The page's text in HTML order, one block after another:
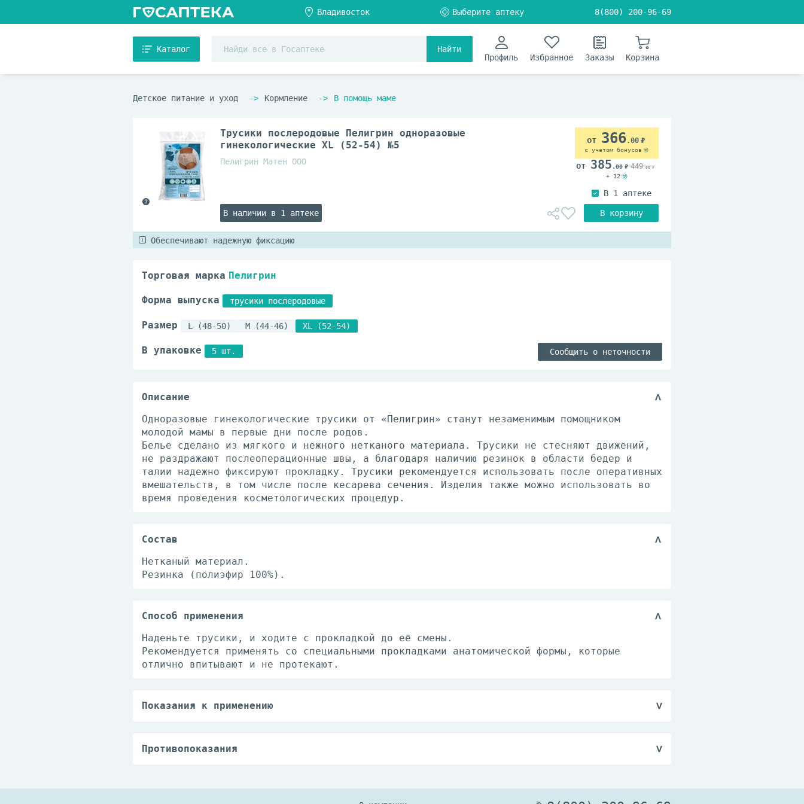
8(800) 200-96-69
Каталог
Найти
Профиль
Избранное Заказы Корзина
Детское питание и уход Кормление В помощь маме
Трусики послеродовые Пелигрин одноразовые
гинекологические XL (52-54) №5
Пелигрин Матен ООО
В наличии в 1 аптеке
366.00
с учетом бонусов
385 .00 449.00
+ 12
Обеспечивают надежную фиксацию
Торговая марка Пелигрин
Форма выпуска трусики послеродовые
Размер L (48-50) M (44-46) XL (52-54)
В упаковке 5 шт. Сообщить о неточности
Описание
Одноразовые гинекологические трусики от «Пелигрин» станут незаменимым помощником
молодой мамы в первые дни после родов.
Белье сделано из мягкого и нежного нетканого материала. Трусики не стесняют движений,
не раздражают послеоперационные швы, а благодаря наличию резинок в области бедер и
талии надежно фиксируют прокладку. Трусики рекомендуется использовать после оперативных
вмешательств, в том числе после кесарева сечения. Изделия также можно использовать во
время проведения косметологических процедур.
Состав
Нетканый материал.
Резинка (полиэфир 100%).
Способ применения
Наденьте трусики, и ходите с прокладкой до её смены.
Рекомендуется применять со специальными прокладками анатомической формы, которые
отлично впитывают и не протекают.
Показания к применению
Противопоказания